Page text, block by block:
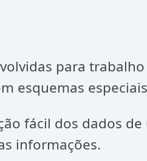
para
esquemas
fácil dos dados
informações.